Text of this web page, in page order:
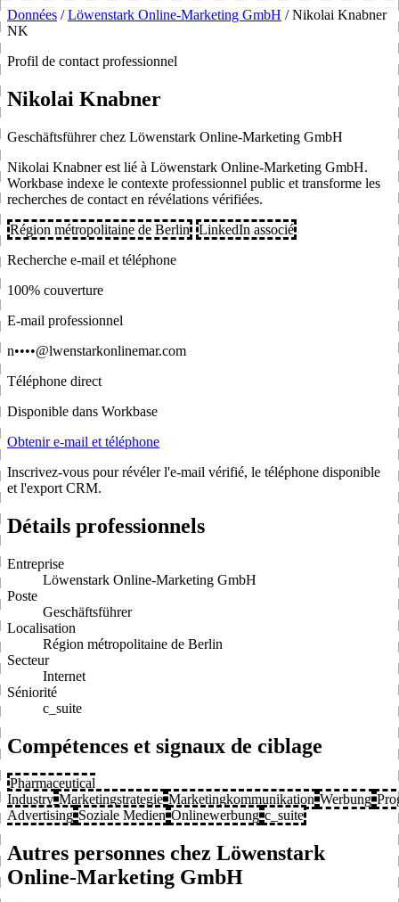
Données / Löwenstark Online-Marketing GmbH / Nikolai Knabner
NK
Profil de contact professionnel
Nikolai Knabner
Geschäftsführer chez Löwenstark Online-Marketing GmbH
Nikolai Knabner est lié à Löwenstark Online-Marketing GmbH.
Workbase indexe le contexte professionnel public et transforme les
recherches de contact en révélations vérifiées.
Région métropolitaine de Berlin
LinkedIn associé
Recherche e-mail et téléphone
100% couverture
E-mail professionnel
n••••@lwenstarkonlinemar.com
Téléphone direct
Disponible dans Workbase
Obtenir e-mail et téléphone
Inscrivez-vous pour révéler l'e-mail vérifié, le téléphone disponible
et l'export CRM.
Détails professionnels
Entreprise
Löwenstark Online-Marketing GmbH
Poste
Geschäftsführer
Localisation
Région métropolitaine de Berlin
Secteur
Internet
Séniorité
c_suite
Compétences et signaux de ciblage
Pharmaceutical
Industry Marketingstrategie Marketingkommunikation Werbung
Advertising Soziale Medien Onlinewerbung c_suite
Autres personnes chez Löwenstark
Online-Marketing GmbH